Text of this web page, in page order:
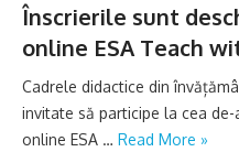
Înscrierile sunt
online ESA Teach
Cadrele didactice din
invitate să participe la cea
online ESA … Read More »